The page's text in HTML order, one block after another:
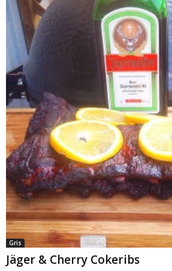
Gris
Jäger & Cherry Cokeribs